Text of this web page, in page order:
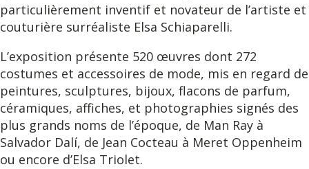
particulièrement inventif et novateur de l’artiste et
couturière surréaliste Elsa Schiaparelli.
L’exposition présente 520 œuvres dont 272
costumes et accessoires de mode, mis en regard de
peintures, sculptures, bijoux, flacons de parfum,
céramiques, affiches, et photographies signés des
plus grands noms de l’époque, de Man Ray à
Salvador Dalí, de Jean Cocteau à Meret Oppenheim
ou encore d’Elsa Triolet.